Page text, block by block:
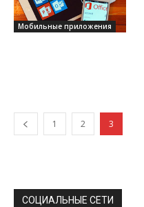
Мобильные приложения
1 2 3
СОЦИАЛЬНЫЕ СЕТИ